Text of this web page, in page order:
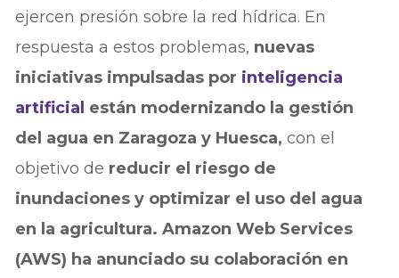
ejercen presión sobre la red hídrica. En
respuesta a estos problemas, nuevas
iniciativas impulsadas por inteligencia
artificial están modernizando la gestión
del agua en Zaragoza y Huesca, con el
objetivo de reducir el riesgo de
inundaciones y optimizar el uso del agua
en la agricultura. Amazon Web Services
(AWS) ha anunciado su colaboración en